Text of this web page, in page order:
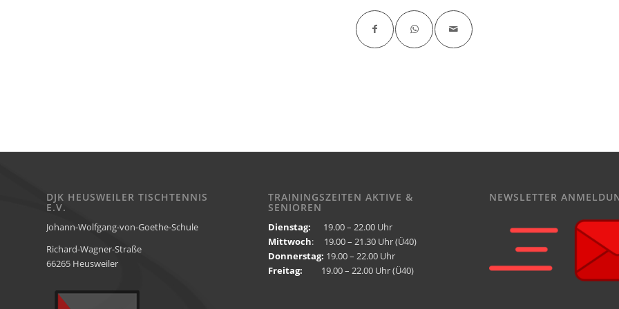
DJK HEUSWEILER TISCHTENNIS
E.V.
Johann-Wolfgang-von-Goethe-Schule
Richard-Wagner-Straße
66265 Heusweiler
TRAININGSZEITEN AKTIVE &
SENIOREN
Dienstag: 19.00 – 22.00 Uhr
Mittwoch: 19.00 – 21.30 Uhr (Ü40)
Donnerstag: 19.00 – 22.00 Uhr
Freitag: 19.00 – 22.00 Uhr (Ü40)
NEWSLETTER